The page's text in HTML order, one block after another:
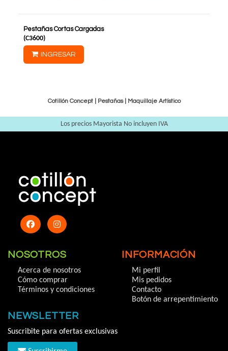
Pestañas Cortas Cargadas
(C3600)
INGRESAR
Cotillón Concept | Pestañas| Maquillaje Artístico
Los precios Mayorista No incluyen IVA
NOSOTROS
Acerca de nosotros
Cómo comprar
Términos y condiciones
INFORMACIÓN
Mi perfil
Mis pedidos
Contacto
Botón de arrepentimiento
NEWSLETTER
Suscribite para ofertas exclusivas